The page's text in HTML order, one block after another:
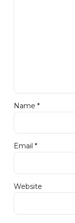
Name *
Email *
Website